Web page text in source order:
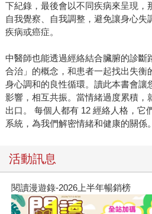
下紀錄，最後會以不同疾病來呈現，
自我覺察、自我調整，避免讓身心失
疾病或癌症。
中醫師也能透過經絡結合臟腑的診斷
合治」的概念，和患者一起找出失衡
身心調和的良性循環。讀此本書會讓
影響，相互共振。當情緒過度累積，
出口。 每個人都有 12 經絡人格，它
系統，為我們解密情緒和健康的關係。
活動訊息
2026年8月金石